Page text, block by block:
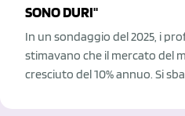
SONO DURI"
In un sondaggio del 2025, i
stimavano che il mercato del
cresciuto del 10% annuo. Si